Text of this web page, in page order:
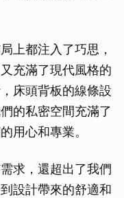
上都注入了巧思，
充滿了現代風格的
床頭背板的線條設
的私密空間充滿了
用心和專業。
求，還超出了我們
設計帶來的舒適和